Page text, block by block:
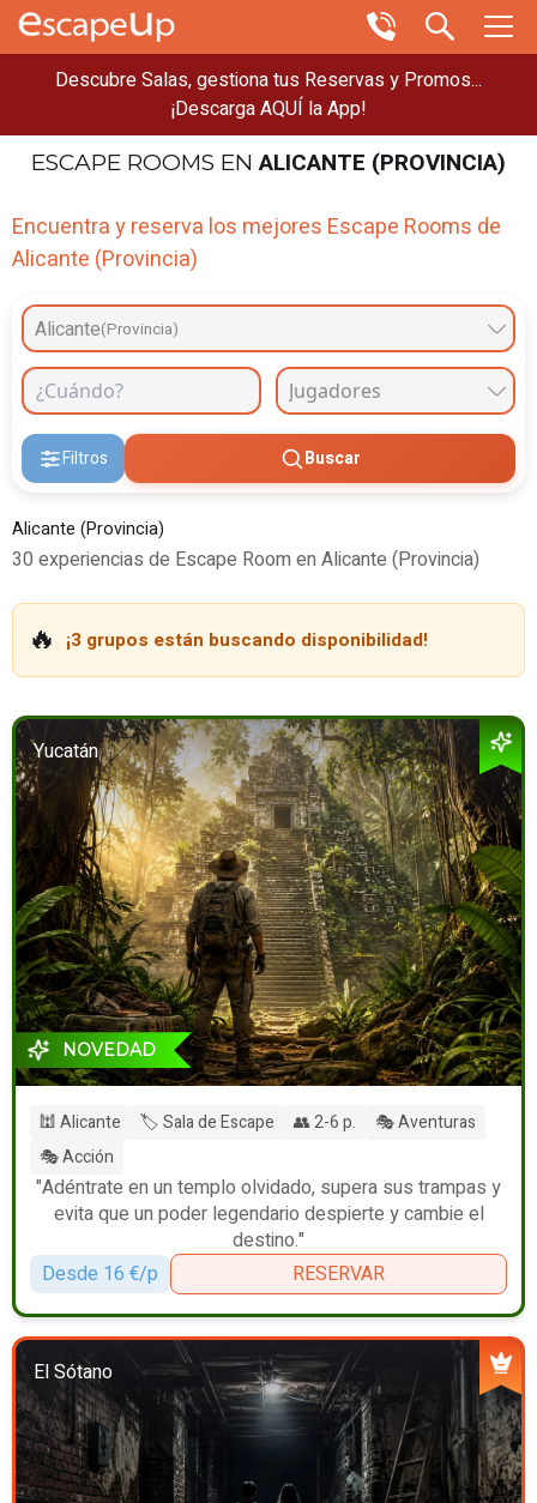
Descubre Salas, gestiona tus Reservas y Promos...
¡Descarga AQUÍ la App!
ESCAPE ROOMS ENALICANTE (PROVINCIA)
Encuentra y reserva los mejores Escape Rooms de
Alicante (Provincia)
Alicante(Provincia)
Filtros Buscar
Alicante (Provincia)
30 experiencias de Escape Room en Alicante (Provincia)
🔥 ¡3 grupos están buscando disponibilidad!
Yucatán
NOVEDAD
🕍 Alicante 🏷️ Sala de Escape 👥 2-6 p.
🎭 Aventuras
🎭 Acción
"Adéntrate en un templo olvidado, supera sus trampas y
evita que un poder legendario despierte y cambie el
destino."
Desde 16 €/p
RESERVAR
El Sótano